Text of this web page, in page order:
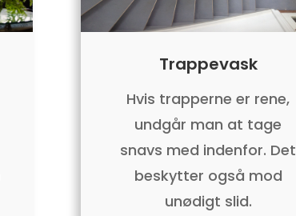
Trappevask
Hvis trapperne er rene,
undgår man at tage
snavs med indenfor. Det
beskytter også mod
unødigt slid.